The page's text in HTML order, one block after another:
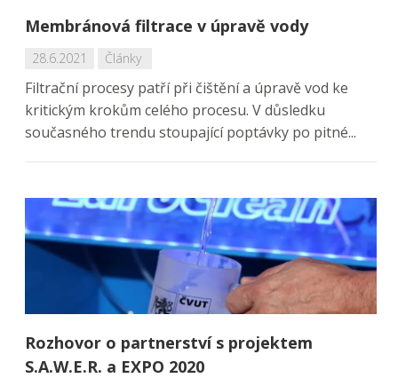
Membránová filtrace v úpravě vody
28.6.2021 Články
Filtrační procesy patří při čištění a úpravě vod ke
kritickým krokům celého procesu. V důsledku
současného trendu stoupající poptávky po pitné...
Rozhovor o partnerství s projektem
S.A.W.E.R. a EXPO 2020